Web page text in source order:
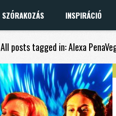
SZÓRAKOZÁS INSPIRÁCIÓ
All posts tagged in: Alexa